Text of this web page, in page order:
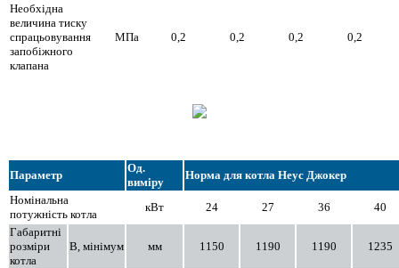
Необхідна
величина тиску
спрацьовування
запобіжного
клапана
МПа 0,2 0,2 0,2 0,2
Параметр
Од.
виміру
Норма для котла Неус Джокер
Номінальна
потужність котла
кВт 24 27 36
40
Габаритні
розміри
котла
B, мінімум мм 1150 1190 1190 1235